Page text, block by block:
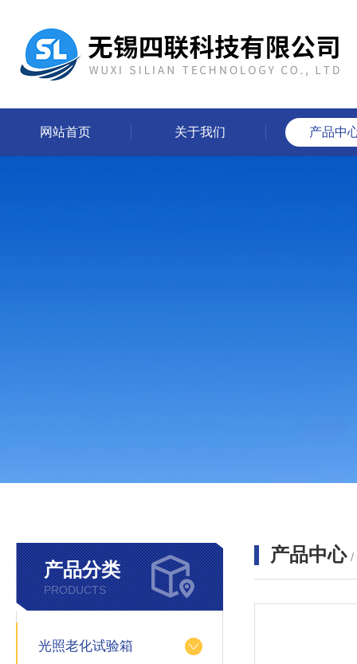
网站首页 关于我们 产品中
产品分类
PRODUCTS
光照老化试验箱
产品中心 /